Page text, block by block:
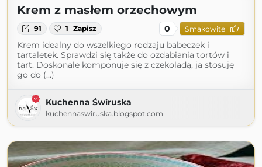
Krem z masłem orzechowym
91 1 Zapisz 0 Smakowite
Krem idealny do wszelkiego rodzaju babeczek i
tartaletek. Sprawdzi się także do ozdabiania tortów i
tart. Doskonale komponuje się z czekoladą, ja stosuję
go do (...)
Kuchenna Świruska
kuchennaswiruska.blogspot.com